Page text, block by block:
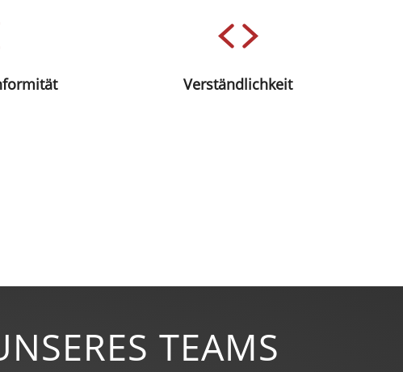
die unabhängig
Technologie
sodass
Verständlichkeit
werden müssen. Stellen Sie sich vor, Sie
könnten den Quelltext Ihrer Software
Bereichen direkt lesen und verstehen –
TEAMS